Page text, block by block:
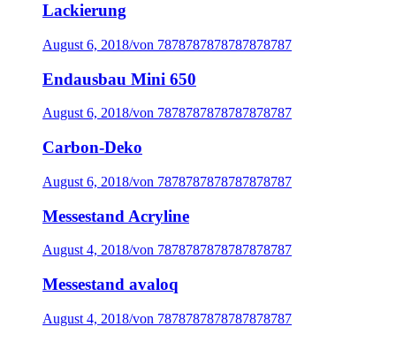
Lackierung
August 6, 2018/von 7878787878787878787
Endausbau Mini 650
August 6, 2018/von 7878787878787878787
Carbon-Deko
August 6, 2018/von 7878787878787878787
Messestand Acryline
August 4, 2018/von 7878787878787878787
Messestand avaloq
August 4, 2018/von 7878787878787878787